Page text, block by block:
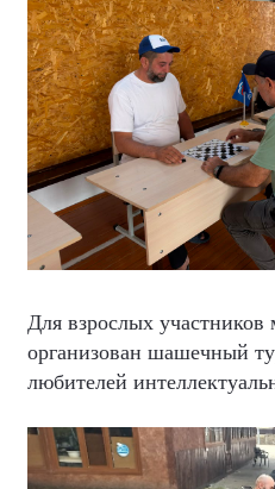
Для взрослых
организован шашечный
любителей